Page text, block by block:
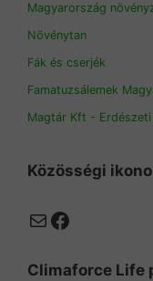
Magyarország
Növénytan
Fák és cserjék
Famatuzsálemek
Magtár Kft - Erdészeti
Közösségi
MailFacebook
Climaforce Life